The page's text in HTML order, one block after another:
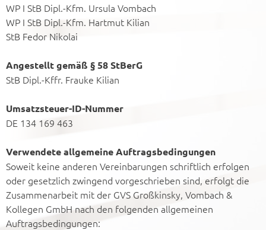
WP I StB Dipl.-Kfm. Ursula Vombach
WP I StB Dipl.-Kfm. Hartmut Kilian
StB Fedor Nikolai
Angestellt gemäß § 58 StBerG
StB Dipl.-Kffr. Frauke Kilian
Umsatzsteuer-ID-Nummer
DE 134 169 463
Verwendete allgemeine Auftragsbedingungen
Soweit keine anderen Vereinbarungen schriftlich erfolgen
oder gesetzlich zwingend vorgeschrieben sind, erfolgt die
Zusammenarbeit mit der GVS Großkinsky, Vombach &
Kollegen GmbH nach den folgenden allgemeinen
Auftragsbedingungen: